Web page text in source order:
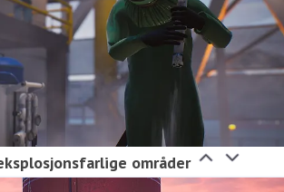
områder